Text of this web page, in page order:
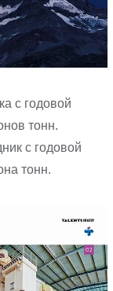
с годовой
тонн.
с годовой
тонн.